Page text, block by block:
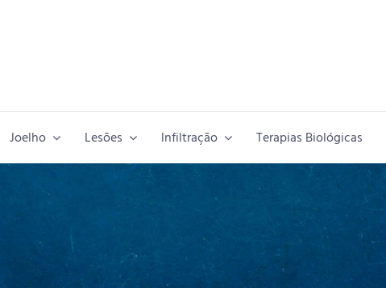
Joelho Lesões lnfiltração Terapias Biológicas